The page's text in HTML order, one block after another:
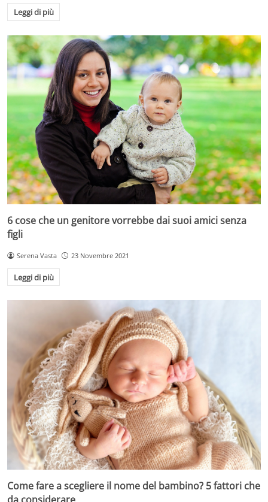
Leggi di più
6 cose che un genitore vorrebbe dai suoi amici senza
figli
Serena Vasta 23 Novembre 2021
Leggi di più
Come fare a scegliere il nome del bambino? 5 fattori che